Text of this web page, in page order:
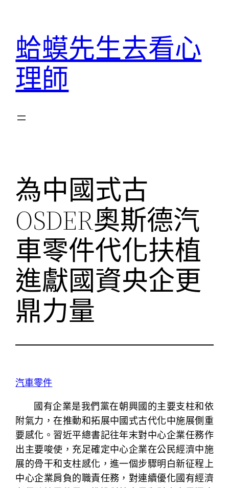
蛤蟆先生去看心
理師
為中國式古
OSDER奧斯德汽
車零件代化扶植
進獻國資央企更
鼎力量
汽車零件
國有企業是我們黨在朝興國的主要支柱和依
附氣力，在推動和拓展中國式古代化中施展側重
要感化。習近平總書記往年末對中心企業任務作
出主要唆使，充足確定中心企業在公民經濟中施
展的骨干和支柱感化，進一個步驟明白新征程上
中心企業肩負的職責任務，對連續優化國有經濟